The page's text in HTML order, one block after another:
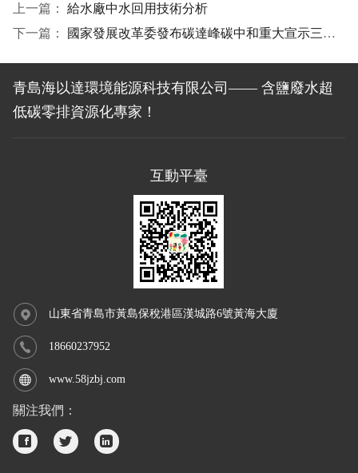
上一篇： 給水廠中水回用技術分析
下一篇：
國家發展改革委發布碳達峰碳中和重大宣示三周年重要成果
青島海以達環境能源科技有限公司—— 含鹽廢水超
低碳零排資源化專家！
互動平臺
山東省青島市黃島保稅港區漢城路6號黃海大廈
18660237952
www.58jzbj.com
關注我們：